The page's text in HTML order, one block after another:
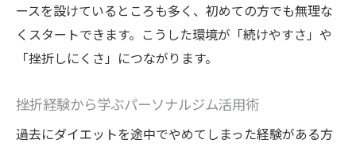
ースを設けているところも多く、初めての方でも無理な
くスタートできます。こうした環境が「続けやすさ」や
「挫折しにくさ」につながります。
挫折経験から学ぶパーソナルジム活用術
過去にダイエットを途中でやめてしまった経験がある方